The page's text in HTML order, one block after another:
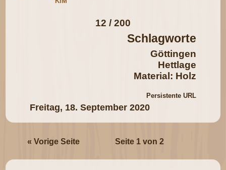
Freitag, 18. September 2020
12 / 200
Schlagworte
Göttingen
Hettlage
Material: Holz
Persistente URL
« Vorige Seite Seite 1 von 2